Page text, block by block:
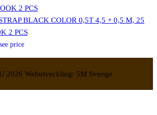
BLACK COLOR 0,5T 4,5 + 0,5 M, 25
2 PCS
price
2026 Webutveckling: 5M Sverige